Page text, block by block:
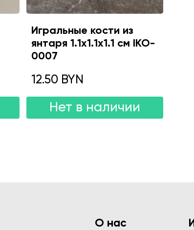
Игральные кости из
янтаря 1.1х1.1х1.1 см IKO-
0007
12.50 BYN
Нет в наличии
О нас